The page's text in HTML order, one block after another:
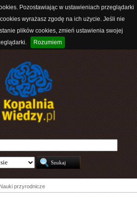
Pozostawiając w ustawieniach przeglądarki
wyrażasz zgodę na ich użycie. Jeśli nie
plików cookies, zmień ustawienia swojej
Rozumiem
Nauki przyrodnicze